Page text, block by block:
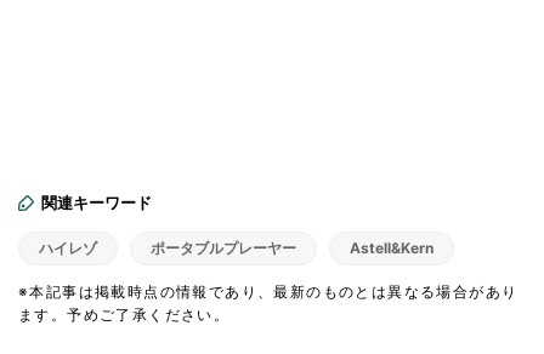
関連キーワード
ハイレゾ ポータブルプレーヤー Astell&Kern
※本記事は掲載時点の情報であり、最新のものとは異なる場合があり
ます。予めご了承ください。